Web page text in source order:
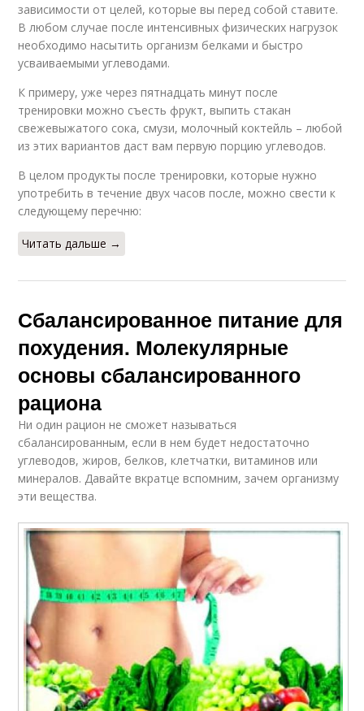
зависимости от целей, которые вы перед собой ставите.
В любом случае после интенсивных физических нагрузок
необходимо насытить организм белками и быстро
усваиваемыми углеводами.
К примеру, уже через пятнадцать минут после
тренировки можно съесть фрукт, выпить стакан
свежевыжатого сока, смузи, молочный коктейль – любой
из этих вариантов даст вам первую порцию углеводов.
В целом продукты после тренировки, которые нужно
употребить в течение двух часов после, можно свести к
следующему перечню:
Читать дальше →
Сбалансированное питание для
похудения. Молекулярные
основы сбалансированного
рациона
Ни один рацион не сможет называться
сбалансированным, если в нем будет недостаточно
углеводов, жиров, белков, клетчатки, витаминов или
минералов. Давайте вкратце вспомним, зачем организму
эти вещества.